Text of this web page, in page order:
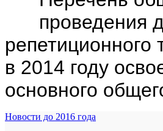
проведения
в 2014 году
основного
Новости до 2016 года